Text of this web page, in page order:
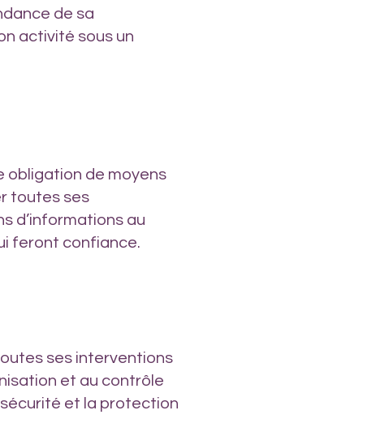
de sa
activité sous un
obligation de moyens
toutes ses
d’informations au
feront confiance.
ses interventions
et au contrôle
sécurité et la protection